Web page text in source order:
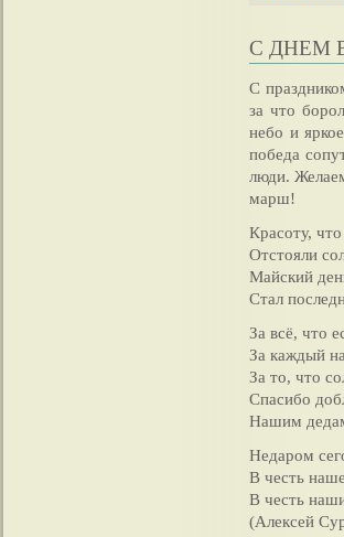
С ДНЕМ
С
за что
небо и
победа
люди.
марш!
Красоту,
Отстояли
Майский
Стал
За всё, что
За каждый
За то, что
Спасибо
Нашим
Недаром
В честь
В честь
(Алексей